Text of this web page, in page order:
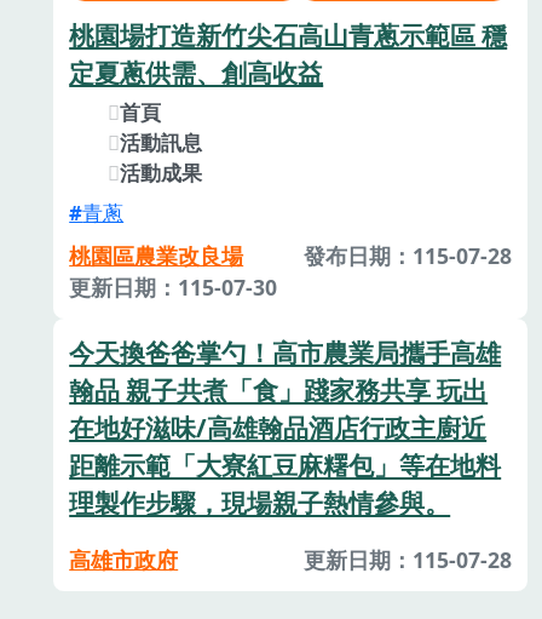
桃園場打造新竹尖石高山青蔥示範區 穩
定夏蔥供需、創高收益
首頁
活動訊息
活動成果
青蔥
桃園區農業改良場
發布日期：115-07-28
更新日期：115-07-30
今天換爸爸掌勺！高市農業局攜手高雄
翰品 親子共煮「食」踐家務共享 玩出
在地好滋味/高雄翰品酒店行政主廚近
距離示範「大寮紅豆麻糬包」等在地料
理製作步驟，現場親子熱情參與。
高雄市政府 更新日期：115-07-28